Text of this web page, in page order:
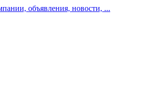
объявления, новости, ...